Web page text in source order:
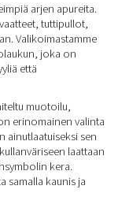
arjen apureita.
tuttipullot,
Valikoimastamme
joka on
että
muotoilu,
erinomainen valinta
ainutlaatuiseksi sen
laattaan
kera.
samalla kaunis ja